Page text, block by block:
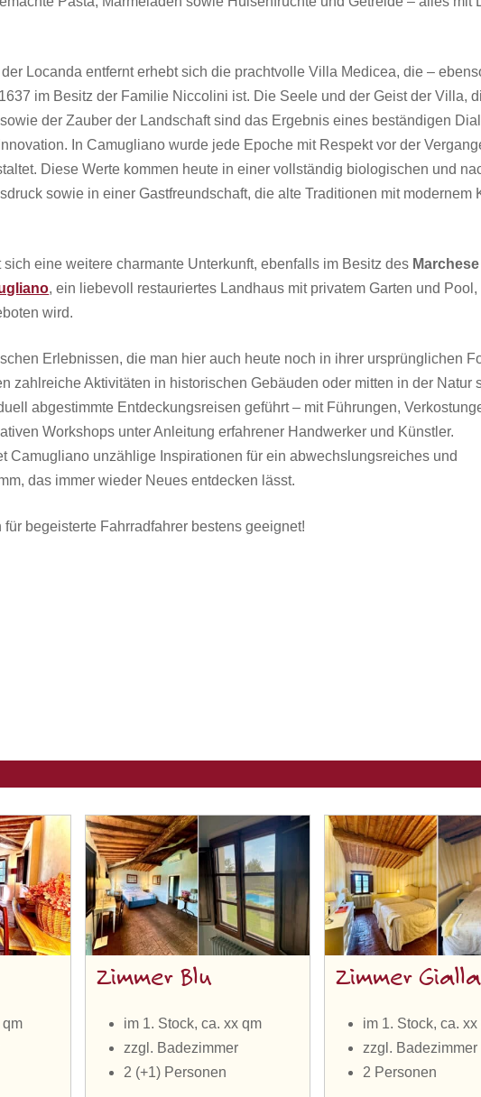
Locanda entfernt erhebt sich die prachtvolle Villa Medicea, die –
im Besitz der Familie Niccolini ist. Die Seele und der Geist der Villa,
der Zauber der Landschaft sind das Ergebnis eines beständigen
In Camugliano wurde jede Epoche mit Respekt vor der
Diese Werte kommen heute in einer vollständig biologischen und
sowie in einer Gastfreundschaft, die alte Traditionen mit modernem
eine weitere charmante Unterkunft, ebenfalls im Besitz des
, ein liebevoll restauriertes Landhaus mit privatem Garten und Pool,
wird.
Erlebnissen, die man hier auch heute noch in ihrer ursprünglichen
zahlreiche Aktivitäten in historischen Gebäuden oder mitten in der Natur
abgestimmte Entdeckungsreisen geführt – mit Führungen,
Workshops unter Anleitung erfahrener Handwerker und Künstler.
Camugliano unzählige Inspirationen für ein abwechslungsreiches und
das immer wieder Neues entdecken lässt.
begeisterte Fahrradfahrer bestens geeignet!
qm
Zimmer Blu
im 1. Stock, ca. xx qm
zzgl. Badezimmer
2 (+1) Personen
Zimmer Gialla
im 1. Stock, ca. xx
zzgl. Badezimmer
2 Personen